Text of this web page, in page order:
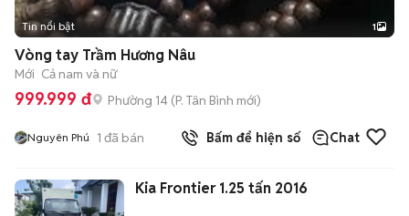
Tin nổi bật 1
Vòng tay Trầm Hương Nâu
Mới Cả nam và nữ
999.999 đ Phường 14 (P. Tân Bình mới)
Nguyên Phú 1 đã bán Bấm để hiện số Chat
Kia Frontier 1.25 tấn 2016